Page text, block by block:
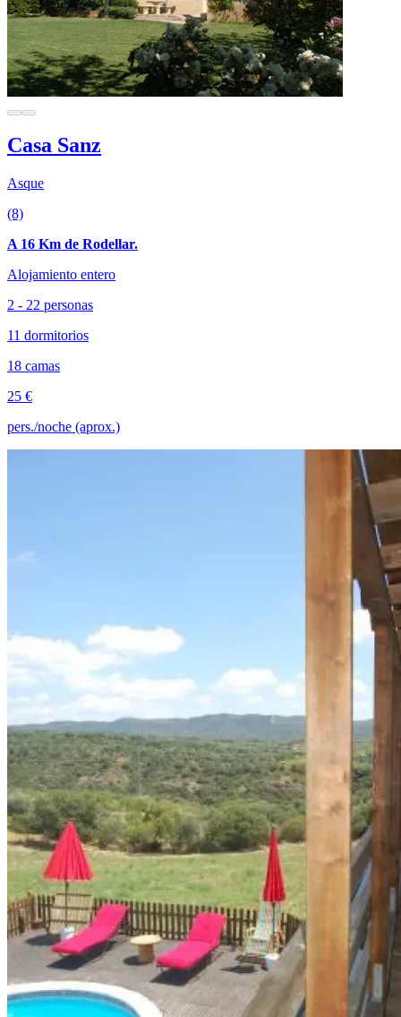
Casa Sanz
Asque
(8)
A 16 Km de Rodellar.
Alojamiento entero
2 - 22 personas
11 dormitorios
18 camas
25 €
pers./noche (aprox.)